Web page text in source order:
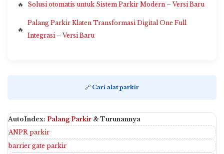
Solusi otomatis untuk Sistem Parkir Modern – Versi Baru
Palang Parkir Klaten Transformasi Digital One Full
Integrasi – Versi Baru
🔗 Cari alat parkir
AutoIndex: Palang Parkir & Turunannya
ANPR parkir
barrier gate parkir